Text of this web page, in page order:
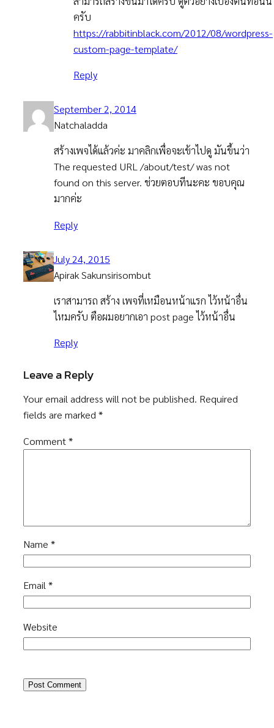
ครับ
https://rabbitinblack.com/2012/08/wordpress-
custom-page-template/
Reply
September 2, 2014
Natchaladda
สร้างเพจได้แล้วค่ะ มาคลิกเพื่อจะเข้าไปดู มันขึ้นว่า
The requested URL /about/test/ was not
found on this server. ช่วยตอบทีนะคะ ขอบคุณ
มากค่ะ
Reply
July 24, 2015
Apirak Sakunsirisombut
เราสามารถ สร้าง เพจที่เหมือนหน้าแรก ไว้หน้าอื่น
ไหมครับ ตือผมอยากเอา post page ไว้หน้าอื่น
Reply
Leave a Reply
Your email address will not be published. Required
fields are marked *
Comment*
Name *
Email*
Website